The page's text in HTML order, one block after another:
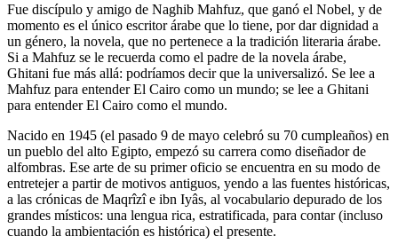
Fue discípulo y amigo de Naghib Mahfuz, que ganó el Nobel, y de
momento es el único escritor árabe que lo tiene, por dar dignidad a
un género, la novela, que no pertenece a la tradición literaria árabe.
Si a Mahfuz se le recuerda como el padre de la novela árabe,
Ghitani fue más allá: podríamos decir que la universalizó. Se lee a
Mahfuz para entender El Cairo como un mundo; se lee a Ghitani
para entender El Cairo como el mundo.
Nacido en 1945 (el pasado 9 de mayo celebró su 70 cumpleaños) en
un pueblo del alto Egipto, empezó su carrera como diseñador de
alfombras. Ese arte de su primer oficio se encuentra en su modo de
entretejer a partir de motivos antiguos, yendo a las fuentes históricas,
a las crónicas de Maqrîzî e ibn Iyâs, al vocabulario depurado de los
grandes místicos: una lengua rica, estratificada, para contar (incluso
cuando la ambientación es histórica) el presente.